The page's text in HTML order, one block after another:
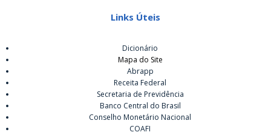
Links Úteis
Dicionário
Mapa do Site
Abrapp
Receita Federal
Secretaria de Previdência
Banco Central do Brasil
Conselho Monetário Nacional
COAFI